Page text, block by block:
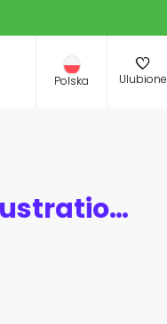
Polska Ulubione
Set watercolor illustration with roses and other flowers, keys, feathers. Tribal background with flowers, jewelry. Boho Cool print on T-shirt. Vintage